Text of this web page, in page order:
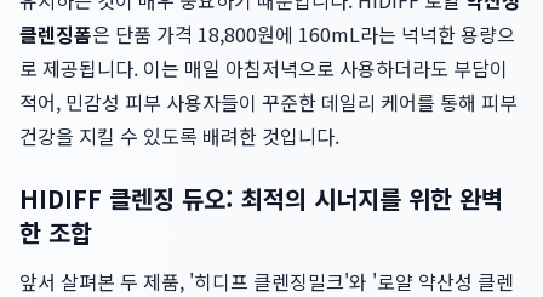
클렌징폼은 단품 가격 18,800원에 160mL라는 넉넉한 용량으
로 제공됩니다. 이는 매일 아침저녁으로 사용하더라도 부담이
적어, 민감성 피부 사용자들이 꾸준한 데일리 케어를 통해 피부
건강을 지킬 수 있도록 배려한 것입니다.
HIDIFF 클렌징 듀오: 최적의 시너지를 위한 완벽
한 조합
앞서 살펴본 두 제품, '히디프 클렌징밀크'와 '로얄 약산성 클렌